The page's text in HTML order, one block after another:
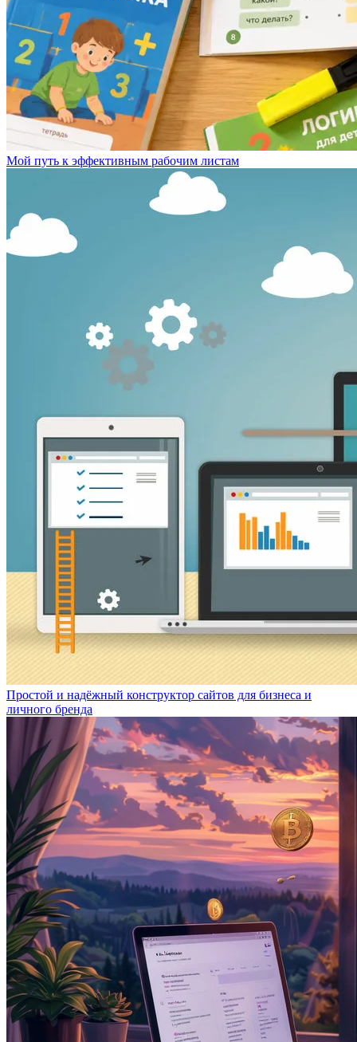
Мой путь к эффективным рабочим листам
Простой и надёжный конструктор сайтов для бизнеса и
личного бренда